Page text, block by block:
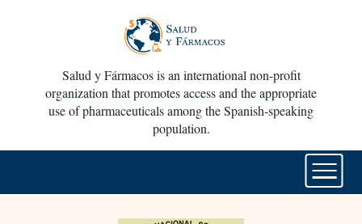
Salud y Fármacos is an international non-profit
organization that promotes access and the appropriate
use of pharmaceuticals among the Spanish-speaking
population.